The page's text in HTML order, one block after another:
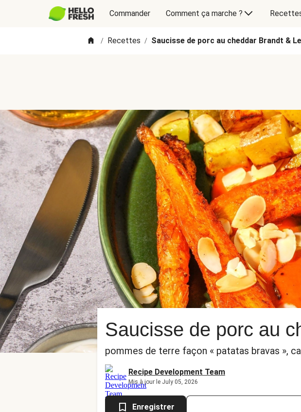
Commander Comment ça marche ?
/ Recettes / Saucisse de porc au cheddar Brandt &
Saucisse de porc au
pommes de terre façon « patatas bravas »,
Recipe Development Team
Mis à jour le July 05, 2026
Enregistrer